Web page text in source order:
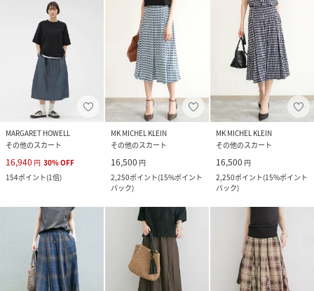
MARGARET HOWELL
その他のスカート
16,940 円 30%OFF
154ポイント(1倍)
MK MICHEL KLEIN
その他のスカート
16,500 円
2,250ポイント(15%ポイント
バック)
MK MICHEL KLEIN
その他のスカート
16,500 円
2,250ポイント(15%ポイント
バック)